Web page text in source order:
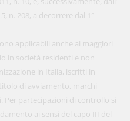
n. 208, a decorrere dal 1°
applicabili anche ai maggiori
in società residenti e non
in Italia, iscritti in
di avviamento, marchi
partecipazioni di controllo si
ai sensi del capo III del